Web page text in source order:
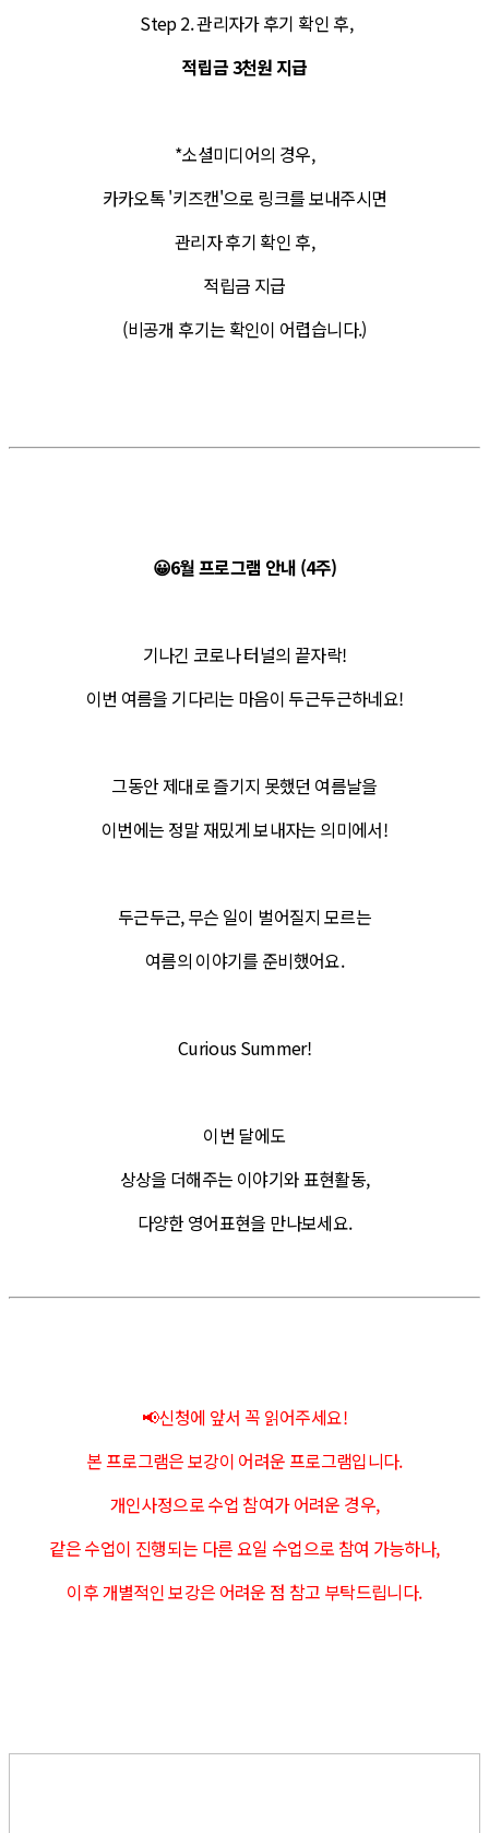
Step 2. 관리자가 후기 확인 후,
적립금 3천원 지급
*소셜미디어의 경우,
카카오톡 '키즈캔'으로 링크를 보내주시면
관리자 후기 확인 후,
적립금 지급
(비공개 후기는 확인이 어렵습니다.)
😀6월 프로그램 안내 (4주)
기나긴 코로나 터널의 끝자락!
이번 여름을 기다리는 마음이 두근두근하네요!
그동안 제대로 즐기지 못했던 여름날을
이번에는 정말 재밌게 보내자는 의미에서!
두근두근, 무슨 일이 벌어질지 모르는
여름의 이야기를 준비했어요.
Curious Summer!
이번 달에도
상상을 더해주는 이야기와 표현활동,
다양한 영어표현을 만나보세요.
📢신청에 앞서 꼭 읽어주세요!
본 프로그램은 보강이 어려운 프로그램입니다.
개인사정으로 수업 참여가 어려운 경우,
같은 수업이 진행되는 다른 요일 수업으로 참여 가능하나,
이후 개별적인 보강은 어려운 점 참고 부탁드립니다.